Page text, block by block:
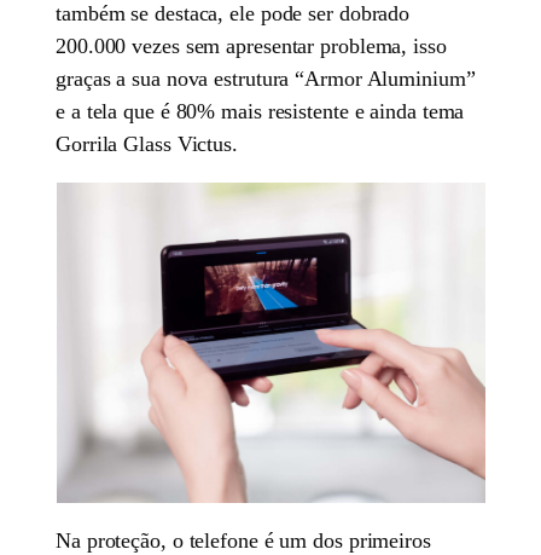
também se destaca, ele pode ser dobrado
200.000 vezes sem apresentar problema, isso
graças a sua nova estrutura “Armor Aluminium”
e a tela que é 80% mais resistente e ainda tema
Gorrila Glass Victus.
Na proteção, o telefone é um dos primeiros